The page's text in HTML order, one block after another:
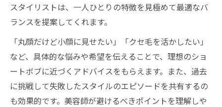
スタイリストは、一人ひとりの特徴を見極めて最適なバ
ランスを提案してくれます。
「丸顔だけど小顔に見せたい」「クセ毛を活かしたい」
など、具体的な悩みや希望を伝えることで、理想のショ
ートボブに近づくアドバイスをもらえます。また、過去
に挑戦して失敗したスタイルのエピソードを共有するの
も効果的です。美容師が避けるべきポイントを理解しや